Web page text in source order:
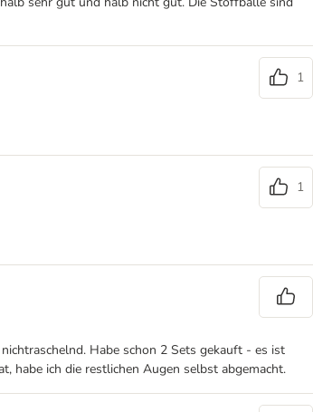
1
1
Habe schon 2 Sets gekauft - es ist
habe ich die restlichen Augen selbst abgemacht.